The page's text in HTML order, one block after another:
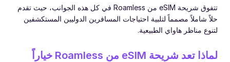
تتفوق شريحة eSIM من Roamless في كل هذه الجوانب، حيث تقدم
حلاً شاملاً مصمماً لتلبية احتياجات المسافرين الدوليين المستكشفين
لتنوع مناظر هاواي الطبيعية.
لماذا تعد شريحة eSIM من Roamless خياراً